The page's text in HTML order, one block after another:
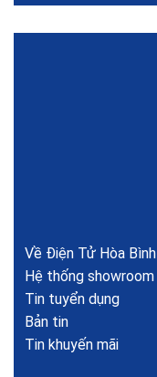
Về Điện Tử Hòa Bình
Hệ thống showroom
Tin tuyển dụng
Bản tin
Tin khuyến mãi